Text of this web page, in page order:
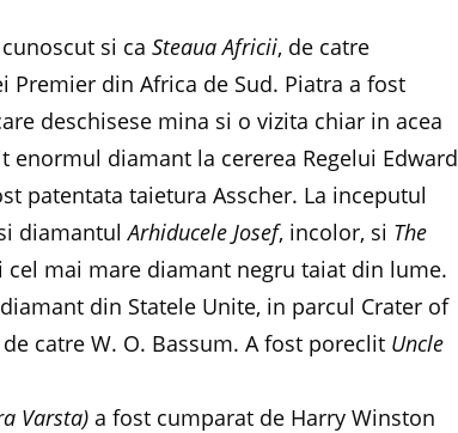
cunoscut si caSteaua Africii, de catre
din Africa de Sud. Piatra a fost
deschisese mina si o vizita chiar in acea
enormul diamant la cererea Regelui Edward
patentata taietura Asscher. La inceputul
diamantulArhiducele Josef, incolor, si The
cel mai mare diamant negru taiat din lume.
din Statele Unite, in parcul Crater of
de catre W. O. Bassum. A fost poreclit Uncle
Varsta) a fost cumparat de Harry Winston